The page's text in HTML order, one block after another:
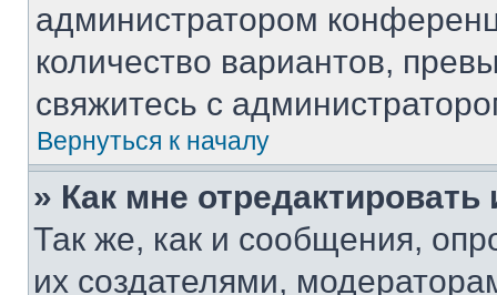
администратором
количество вариантов,
свяжитесь с
Вернуться к началу
» Как мне
Так же, как и сообщения,
их создателями,